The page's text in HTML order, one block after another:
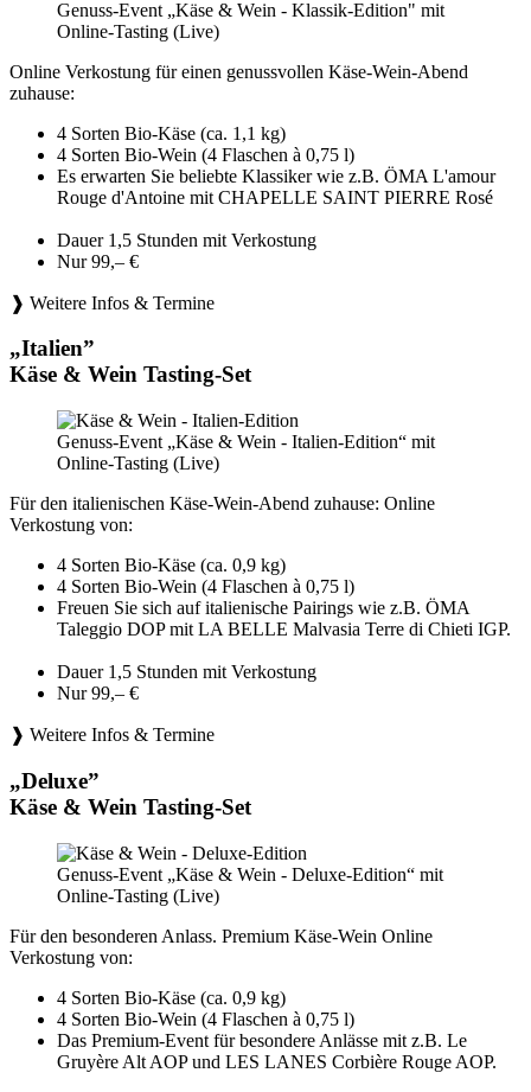
Genuss-Event „Käse & Wein - Klassik-Edition" mit
Online-Tasting (Live)
Online Verkostung für einen genussvollen Käse-Wein-Abend
zuhause:
4 Sorten Bio-Käse (ca. 1,1 kg)
4 Sorten Bio-Wein (4 Flaschen à 0,75 l)
Es erwarten Sie beliebte Klassiker wie z.B. ÖMA L'amour
Rouge d'Antoine mit CHAPELLE SAINT PIERRE Rosé
Dauer 1,5 Stunden mit Verkostung
Nur 99,– €
❱ Weitere Infos & Termine
„Italien”
Käse & Wein Tasting-Set
Genuss-Event „Käse & Wein - Italien-Edition“ mit
Online-Tasting (Live)
Für den italienischen Käse-Wein-Abend zuhause: Online
Verkostung von:
4 Sorten Bio-Käse (ca. 0,9 kg)
4 Sorten Bio-Wein (4 Flaschen à 0,75 l)
Freuen Sie sich auf italienische Pairings wie z.B. ÖMA
Taleggio DOP mit LA BELLE Malvasia Terre di Chieti IGP.
Dauer 1,5 Stunden mit Verkostung
Nur 99,– €
❱ Weitere Infos & Termine
„Deluxe”
Käse & Wein Tasting-Set
Genuss-Event „Käse & Wein - Deluxe-Edition“ mit
Online-Tasting (Live)
Für den besonderen Anlass. Premium Käse-Wein Online
Verkostung von:
4 Sorten Bio-Käse (ca. 0,9 kg)
4 Sorten Bio-Wein (4 Flaschen à 0,75 l)
Das Premium-Event für besondere Anlässe mit z.B. Le
Gruyère Alt AOP und LES LANES Corbière Rouge AOP.